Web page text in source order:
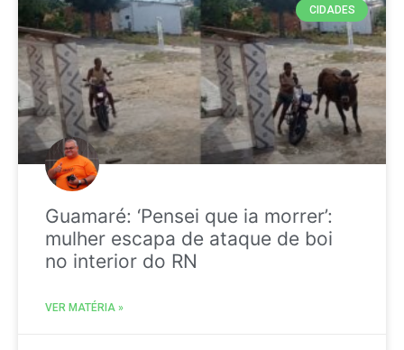
CIDADES
Guamaré: ‘Pensei que ia morrer’:
mulher escapa de ataque de boi
no interior do RN
VER MATÉRIA »